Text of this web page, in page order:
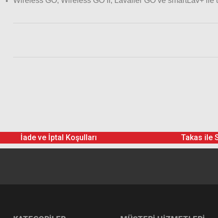
İade ve İptal Koşulları Takas ile